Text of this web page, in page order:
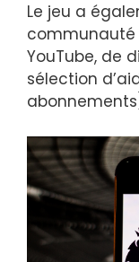
Le jeu a
YouTube, de
sélection